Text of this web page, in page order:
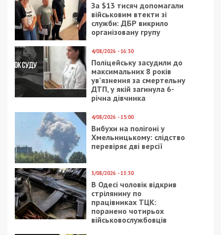
За $13 тисяч допомагали
військовим втекти зі
служби: ДБР викрило
організовану групу
4/08/2026 - 16:30
Поліцейську засудили до
максимальних 8 років
ув’язнення за смертельну
ДТП, у якій загинула 6-
річна дівчинка
4/08/2026 - 15:00
Вибухи на полігоні у
Хмельницькому: слідство
перевіряє дві версії
3/08/2026 - 13:30
В Одесі чоловік відкрив
стрілянину по
працівниках ТЦК:
поранено чотирьох
військовослужбовців